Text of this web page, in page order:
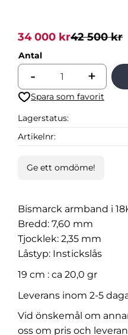
Nedsatt pris:
34 000 krOrdinarie
42 500kr
Antal
+
-
Lägg till i favoriter
Lagerstatus
Artikelnr
Ge ett omdöme!
Bismarck armband i
Bredd: 7,60 mm
Tjocklek: 2,35 mm
Låstyp: Instickslås
19 cm : ca 20,0 gr
Leverans inom 2-5
Vid önskemål om
oss om pris och